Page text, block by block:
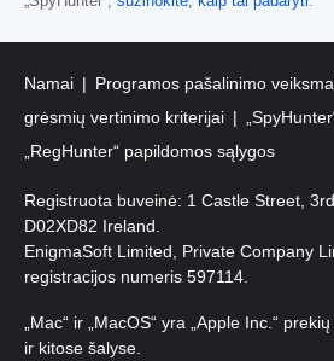
Namai Programos pašalinimo
grėsmių vertinimo kriterijai
„RegHunter“ papildomos sąlygos
Registruota buveinė: 1 Castle Street,
D02XD82 Ireland.
EnigmaSoft Limited, Private Company
registracijos numeris 597114.
„Mac“ ir „MacOS“ yra „Apple Inc.“
ir kitose šalyse.